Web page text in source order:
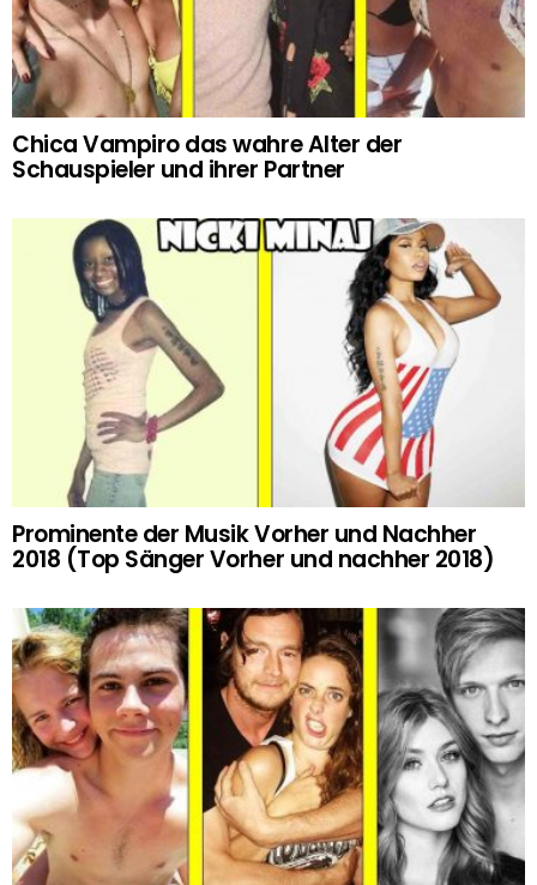
Chica Vampiro das wahre Alter der
Schauspieler und ihrer Partner
Prominente der Musik Vorher und Nachher
2018 (Top Sänger Vorher und nachher 2018)